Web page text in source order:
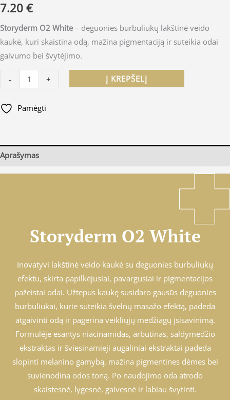
7.20 €
Storyderm O2 White– deguonies burbuliukų lakštinė veido
kaukė, kuri skaistina odą, mažina pigmentaciją ir suteikia odai
gaivumo bei švytėjimo.
- + Į KREPŠELĮ
Pamėgti
Aprašymas
Storyderm O2 White
Inovatyvi lakštinė veido kaukė su deguonies burbuliukų
efektu, skirta papilkėjusiai, pavargusiai ir pigmentacijos
pažeistai odai. Užtepus kaukę susidaro gausūs deguonies
burbuliukai, kurie suteikia švelnų masažo efektą, padeda
atgaivinti odą ir pagerina veikliųjų medžiagų įsisavinimą.
Formulėje esantys niacinamidas, arbutinas, saldymedžio
ekstraktas ir šviesinamieji augaliniai ekstraktai padeda
slopinti melanino gamybą, mažina pigmentines dėmes bei
suvienodina odos toną. Po naudojimo oda atrodo
skaistesnė, lygesnė, gaivesnė ir labiau švytinti.